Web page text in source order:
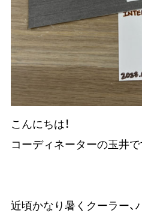
こんにちは！
コーディネーターの玉井
近頃かなり暑くクーラー